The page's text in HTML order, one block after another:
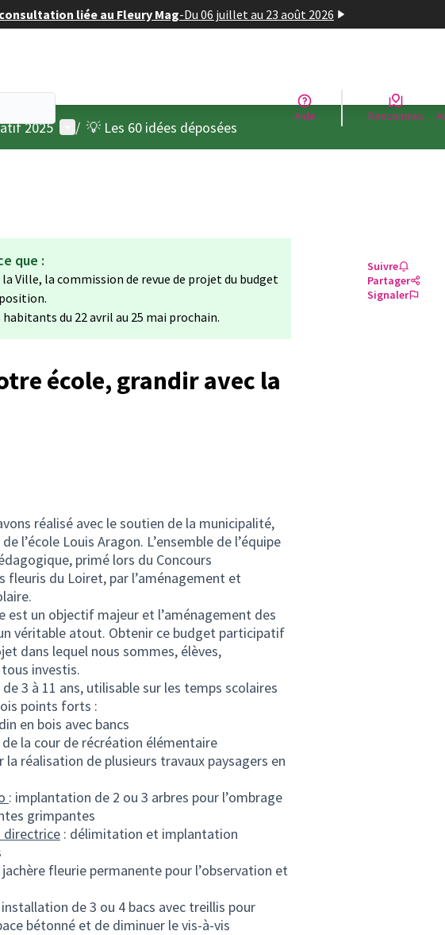
liée au Fleury Mag-Du 06 juillet au 23 août 2026
Aide Rencontres
2025 Menu utilisateur
/ 💡 Les 60 idées déposées
que :
la Ville, la commission de revue de projet du budget
du 22 avril au 25 mai prochain.
école, grandir avec la
réalisé avec le soutien de la municipalité,
l’école Louis Aragon. L’ensemble de l’équipe
primé lors du Concours
du Loiret, par l’aménagement et
est un objectif majeur et l’aménagement des
véritable atout. Obtenir ce budget participatif
dans lequel nous sommes, élèves,
investis.
3 à 11 ans, utilisable sur les temps scolaires
points forts :
en bois avec bancs
la cour de récréation élémentaire
réalisation de plusieurs travaux paysagers en
: implantation de 2 ou 3 arbres pour l’ombrage
grimpantes
directrice : délimitation et implantation
jachère fleurie permanente pour l’observation et
installation de 3 ou 4 bacs avec treillis pour
bétonné et de diminuer le vis-à-vis
Suivre
Partager
Signaler